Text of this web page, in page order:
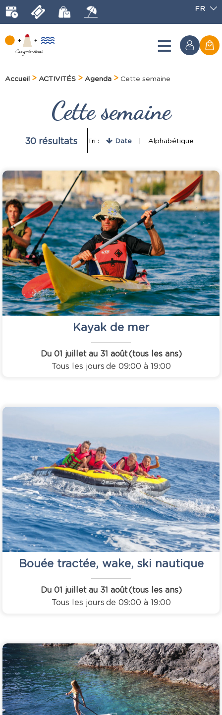
FR
Accueil ACTIVITÉS Agenda Cette semaine
Cette semaine
30résultats Tri : Date Alphabétique
Kayak de mer
Du 01 juillet au 31 août(tous les ans)
Tous les jours de 09:00 à 19:00
Bouée tractée, wake, ski nautique
Du 01 juillet au 31 août(tous les ans)
Tous les jours de 09:00 à 19:00